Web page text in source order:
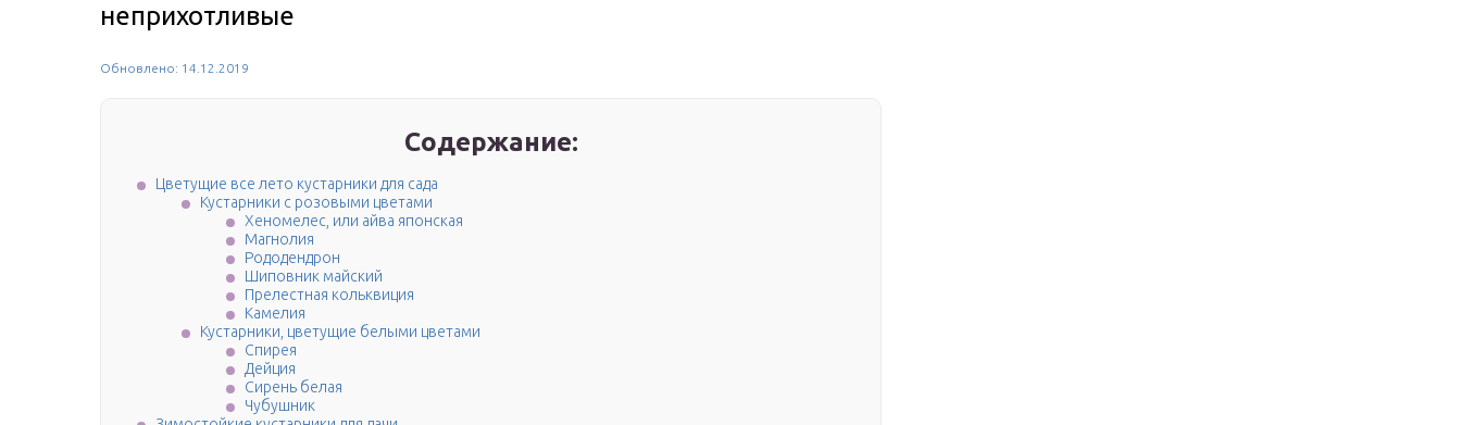
неприхотливые
Обновлено: 14.12.2019
Содержание:
Цветущие все лето кустарники для сада
Кустарники с розовыми цветами
Хеномелес, или айва японская
Магнолия
Рододендрон
Шиповник майский
Прелестная кольквиция
Камелия
Кустарники, цветущие белыми цветами
Спирея
Дейция
Сирень белая
Чубушник